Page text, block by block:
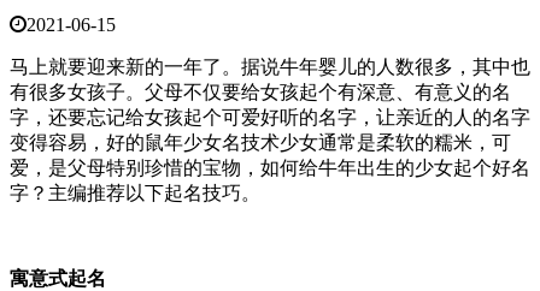
2021-06-15
马上就要迎来新的一年了。据说牛年婴儿的人数很多，其中也
有很多女孩子。父母不仅要给女孩起个有深意、有意义的名
字，还要忘记给女孩起个可爱好听的名字，让亲近的人的名字
变得容易，好的鼠年少女名技术少女通常是柔软的糯米，可
爱，是父母特别珍惜的宝物，如何给牛年出生的少女起个好名
字？主编推荐以下起名技巧。
寓意式起名